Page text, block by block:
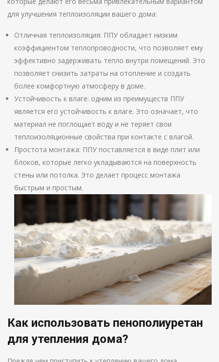
для улучшения теплоизоляции вашего дома:
Отличная теплоизоляция: ППУ обладает низким
коэффициентом теплопроводности, что позволяет ему
эффективно задерживать тепло внутри помещений. Это
позволяет снизить затраты на отопление и создать
более комфортную атмосферу в доме.
Устойчивость к влаге: одним из преимуществ ППУ
является его устойчивость к влаге. Это означает, что
материал не поглощает воду и не теряет свои
теплоизоляционные свойства при контакте с влагой.
Простота монтажа: ППУ поставляется в виде плит или
блоков, которые легко укладываются на поверхность
стены или потолка. Это делает процесс монтажа
быстрым и простым.
Как использовать пенополиуретан
для утепления дома?